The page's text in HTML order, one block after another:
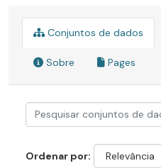
Conjuntos de dados
Sobre Pages
Ordenar por